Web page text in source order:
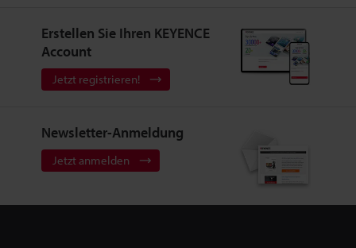
Erstellen Sie Ihren KEYENCE
Account
Jetzt registrieren!
Newsletter-Anmeldung
Jetzt anmelden